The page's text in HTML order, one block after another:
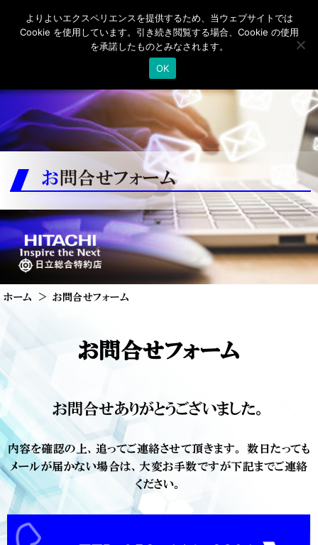
お問合せフォーム
ホーム お問合せフォーム
お問合せフォーム
お問合せありがとうございました。
内容を確認の上、追ってご連絡させて頂きます。
数日たっても
メールが届かない場合は、大変お手数ですが下記までご連絡
ください。
よりよいエクスペリエンスを提供するため、当ウェブサイトでは
Cookie を使用しています。引き続き閲覧する場合、Cookie の使用
を承諾したものとみなされます。
OK